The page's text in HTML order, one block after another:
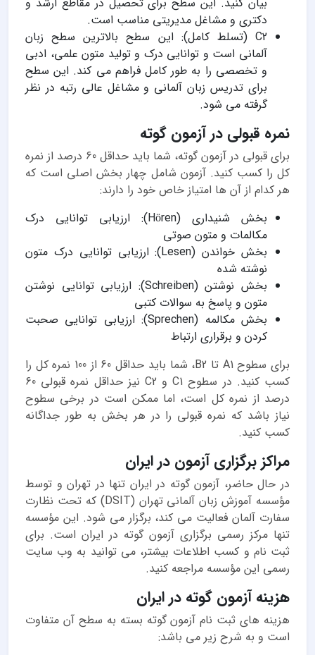
دکتری و مشاغل مدیریتی مناسب است.
C2 (تسلط کامل): این سطح بالاترین سطح زبان
آلمانی است و توانایی درک و تولید متون علمی، ادبی
و تخصصی را به طور کامل فراهم می کند. این سطح
برای تدریس زبان آلمانی و مشاغل عالی رتبه در نظر
گرفته می شود.
نمره قبولی در آزمون گوته
برای قبولی در آزمون گوته، شما باید حداقل 60 درصد از نمره
کل را کسب کنید. آزمون شامل چهار بخش اصلی است که
هر کدام از آن ها امتیاز خاص خود را دارند:
بخش شنیداری (Hören): ارزیابی توانایی درک
مکالمات و متون صوتی
بخش خواندن (Lesen): ارزیابی توانایی درک متون
نوشته شده
بخش نوشتن (Schreiben): ارزیابی توانایی نوشتن
متون و پاسخ به سوالات کتبی
بخش مکالمه (Sprechen): ارزیابی توانایی صحبت
کردن و برقراری ارتباط
برای سطوح A1 تا B2، شما باید حداقل 60 از 100 نمره کل را
کسب کنید. در سطوح C1 و C2 نیز حداقل نمره قبولی 60
درصد از نمره کل است، اما ممکن است در برخی سطوح
نیاز باشد که نمره قبولی را در هر بخش به طور جداگانه
کسب کنید.
مراکز برگزاری آزمون در ایران
در حال حاضر، آزمون گوته در ایران تنها در تهران و توسط
مؤسسه آموزش زبان آلمانی تهران (DSIT) که تحت نظارت
سفارت آلمان فعالیت می کند، برگزار می شود. این مؤسسه
تنها مرکز رسمی برگزاری آزمون گوته در ایران است. برای
ثبت نام و کسب اطلاعات بیشتر، می توانید به وب سایت
رسمی این مؤسسه مراجعه کنید.
هزینه آزمون گوته در ایران
هزینه های ثبت نام آزمون گوته بسته به سطح آن متفاوت
است و به شرح زیر می باشد: